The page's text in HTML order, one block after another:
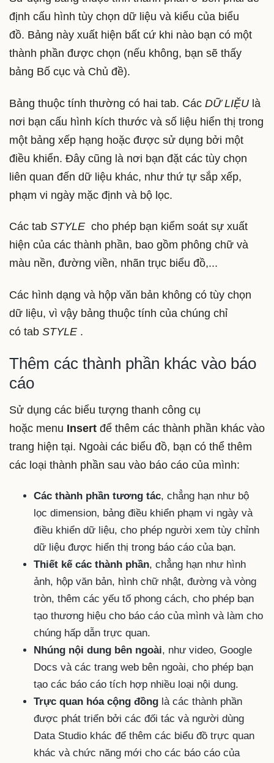
định cấu hình tùy chọn dữ liệu và kiểu của biểu
đồ. Bảng này xuất hiện bất cứ khi nào bạn có một
thành phần được chọn (nếu không, bạn sẽ thấy
bảng Bố cục và Chủ đề).
Bảng thuộc tính thường có hai tab. Các DỮ LIỆU là
nơi bạn cấu hình kích thước và số liệu hiển thị trong
một bảng xếp hạng hoặc được sử dụng bởi một
điều khiển. Đây cũng là nơi bạn đặt các tùy chọn
liên quan đến dữ liệu khác, như thứ tự sắp xếp,
phạm vi ngày mặc định và bộ lọc.
Các tab STYLE cho phép bạn kiểm soát sự xuất
hiện của các thành phần, bao gồm phông chữ và
màu nền, đường viền, nhãn trục biểu đồ,...
Các hình dạng và hộp văn bản không có tùy chọn
dữ liệu, vì vậy bảng thuộc tính của chúng chỉ
có tab STYLE .
Thêm các thành phần khác vào báo
cáo
Sử dụng các biểu tượng thanh công cụ
hoặc menu Insert để thêm các thành phần khác vào
trang hiện tại. Ngoài các biểu đồ, bạn có thể thêm
các loại thành phần sau vào báo cáo của mình:
Các thành phần tương tác, chẳng hạn như bộ
lọc dimension, bảng điều khiển phạm vi ngày và
điều khiển dữ liệu, cho phép người xem tùy chỉnh
dữ liệu được hiển thị trong báo cáo của bạn.
Thiết kế các thành phần, chẳng hạn như hình
ảnh, hộp văn bản, hình chữ nhật, đường và vòng
tròn, thêm các yếu tố phong cách, cho phép bạn
tạo thương hiệu cho báo cáo của mình và làm cho
chúng hấp dẫn trực quan.
Nhúng nội dung bên ngoài, như video, Google
Docs và các trang web bên ngoài, cho phép bạn
tạo các báo cáo tích hợp nhiều loại nội dung.
Trực quan hóa cộng đồng là các thành phần
được phát triển bởi các đối tác và người dùng
Data Studio khác để thêm các biểu đồ trực quan
khác và chức năng mới cho các báo cáo của